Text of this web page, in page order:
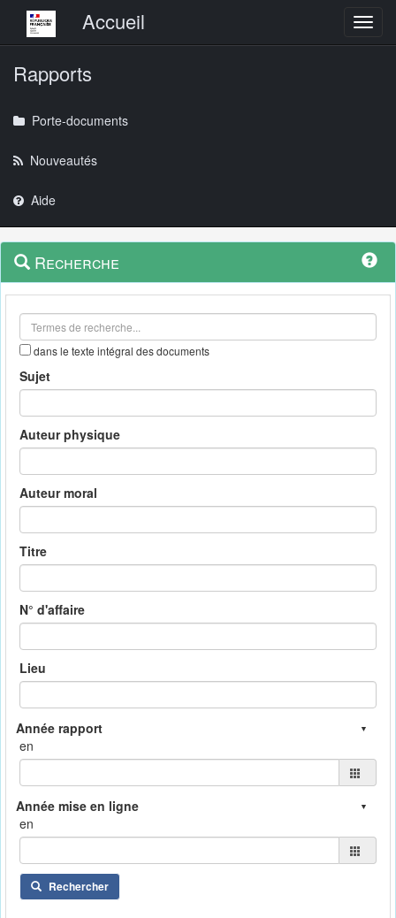
Menu principalAccueil
Rapports
Porte-documents
Nouveautés
Aide
Navigation
outils
Menu
contextuel
Recherche
dans le texte intégral des documents
Sujet
Auteur physique
Auteur moral
Titre
N° d'affaire
Lieu
en
en
Rechercher